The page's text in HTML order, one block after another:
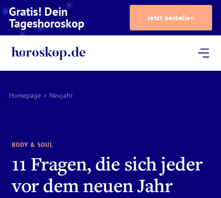
Gratis! Dein
Tageshoroskop Jetzt bestellen
Homepage > Neujahr
BODY & SOUL
11 Fragen, die sich jeder
vor dem neuen Jahr